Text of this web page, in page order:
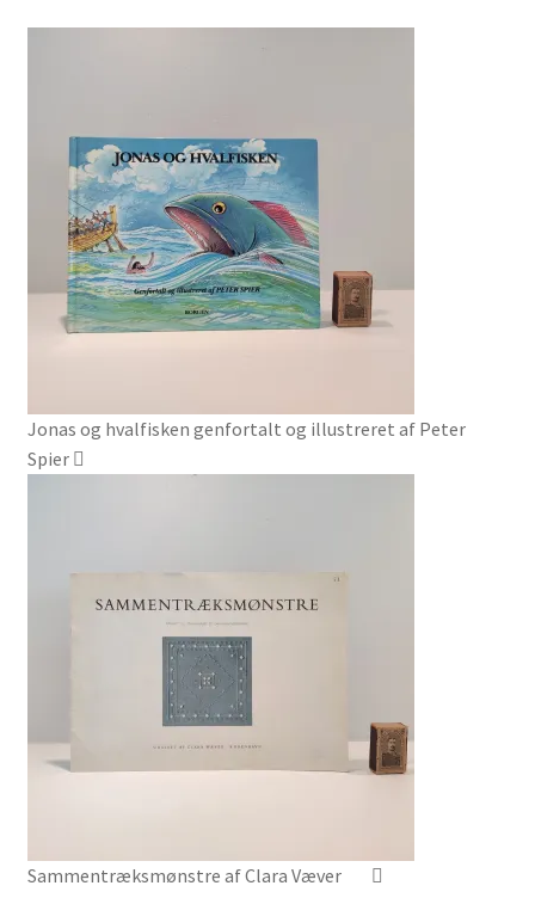
Jonas og hvalfisken genfortalt og illustreret af Peter
Spier
Sammentræksmønstre af Clara Væver